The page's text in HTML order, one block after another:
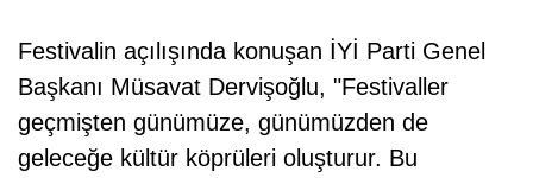
Festivalin açılışında konuşan İYİ Parti Genel
Başkanı Müsavat Dervişoğlu, "Festivaller
geçmişten günümüze, günümüzden de
geleceğe kültür köprüleri oluşturur. Bu